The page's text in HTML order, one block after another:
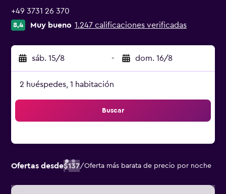
+49 3731 26 370
8,4 Muy bueno 1.247 calificaciones verificadas
sáb. 15/8 - dom. 16/8
2 huéspedes, 1 habitación
Buscar
Ofertas desde$137/Oferta más barata de precio por noche